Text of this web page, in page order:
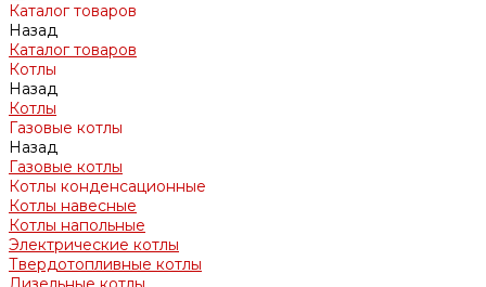
Каталог товаров
Назад
Каталог товаров
Котлы
Назад
Котлы
Газовые котлы
Назад
Газовые котлы
Котлы конденсационные
Котлы навесные
Котлы напольные
Электрические котлы
Твердотопливные котлы